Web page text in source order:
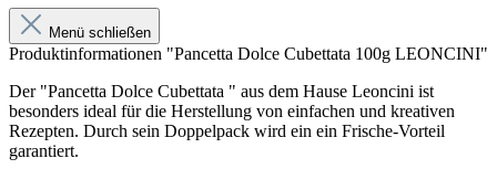
Menü schließen
Produktinformationen "Pancetta Dolce Cubettata 100g LEONCINI"
Der "Pancetta Dolce Cubettata " aus dem Hause Leoncini ist
besonders ideal für die Herstellung von einfachen und kreativen
Rezepten. Durch sein Doppelpack wird ein ein Frische-Vorteil
garantiert.